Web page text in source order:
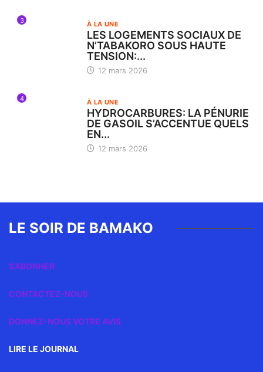
3 À LA UNE
LES LOGEMENTS SOCIAUX DE
N’TABAKORO SOUS HAUTE
TENSION:...
12 mars 2026
4 À LA UNE
HYDROCARBURES: LA PÉNURIE
DE GASOIL S’ACCENTUE QUELS
EN...
12 mars 2026
LE SOIR DE BAMAKO
S’ABONNER
CONTACTEZ-NOUS
DONNEZ-NOUS VOTRE AVIS
LIRE LE JOURNAL